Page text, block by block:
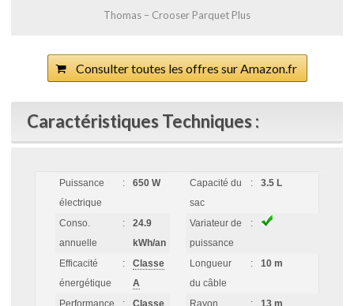
Thomas – Crooser Parquet Plus
Consulter toutes les offres sur Amazon.fr
Caractéristiques Techniques :
Puissance
électrique
: 650 W
Conso.
annuelle
:
24.9
kWh/an
Efficacité
énergétique
:
Classe
A
Capacité du
sac
: 3.5 L
Variateur de
puissance
:
Longueur
du câble
: 10 m